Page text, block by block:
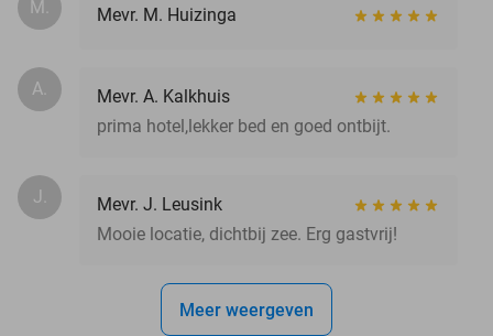
M. Mevr. M. Huizinga
A.
Mevr. A. Kalkhuis
prima hotel,lekker bed en goed ontbijt.
J.
Mevr. J. Leusink
Mooie locatie, dichtbij zee. Erg gastvrij!
Meer weergeven